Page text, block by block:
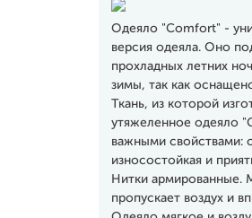
Одеяло "Comfort" -
версия одеяла. Оно
прохладных летних
зимы, так как
Ткань, из которой
утяжеленное одеяло
важными свойствами:
износостойкая и
Нитки армированные.
пропускает воздух и